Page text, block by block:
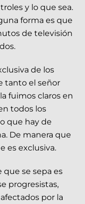
y lo que sea.
forma es que
de televisión
de los
tanto el señor
fuimos claros en
todos los
que hay de
De manera que
es exclusiva.
se sepa es
progresistas,
por la